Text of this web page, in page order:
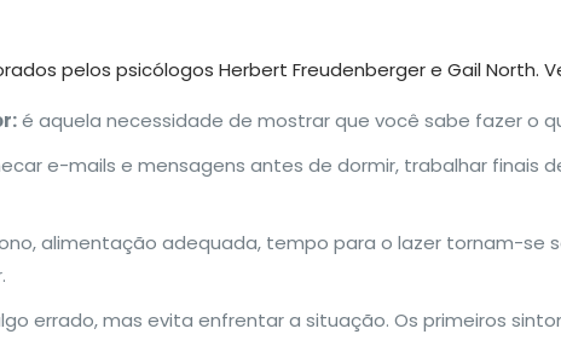
pelos psicólogos Herbert Freudenberger e Gail North.
é aquela necessidade de mostrar que você sabe fazer o
e-mails e mensagens antes de dormir, trabalhar finais
alimentação adequada, tempo para o lazer tornam-se
errado, mas evita enfrentar a situação. Os primeiros